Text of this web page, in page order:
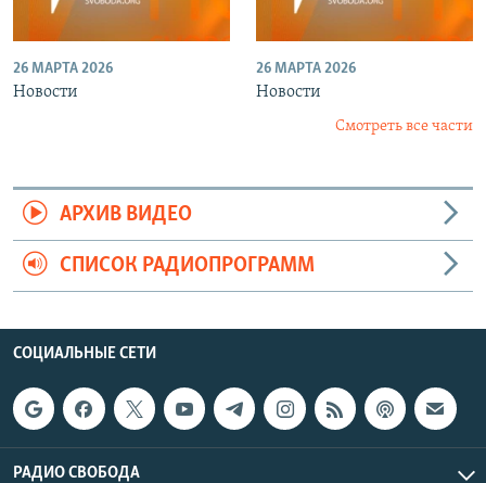
26 МАРТА 2026
Новости
26 МАРТА 2026
Новости
Смотреть все части
АРХИВ ВИДЕО
СПИСОК РАДИОПРОГРАММ
СОЦИАЛЬНЫЕ СЕТИ
РАДИО СВОБОДА